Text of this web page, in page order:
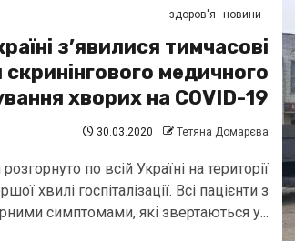
здоров'я новини
з’явилися тимчасові
скринінгового медичного
хворих на COVID-19
30.03.2020 Тетяна Домарєва
по всій Україні на території
хвилі госпіталізації. Всі пацієнти з
симптомами, які звертаються у...